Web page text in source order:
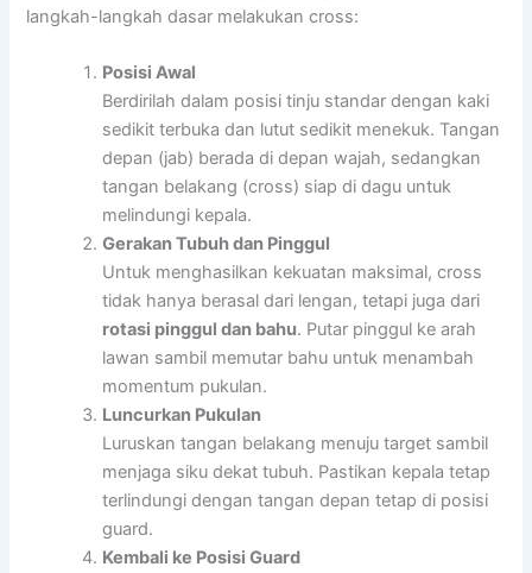
langkah-langkah dasar melakukan cross:
Posisi Awal
Berdirilah dalam posisi tinju standar dengan kaki
sedikit terbuka dan lutut sedikit menekuk. Tangan
depan (jab) berada di depan wajah, sedangkan
tangan belakang (cross) siap di dagu untuk
melindungi kepala.
Gerakan Tubuh dan Pinggul
Untuk menghasilkan kekuatan maksimal, cross
tidak hanya berasal dari lengan, tetapi juga dari
rotasi pinggul dan bahu. Putar pinggul ke arah
lawan sambil memutar bahu untuk menambah
momentum pukulan.
Luncurkan Pukulan
Luruskan tangan belakang menuju target sambil
menjaga siku dekat tubuh. Pastikan kepala tetap
terlindungi dengan tangan depan tetap di posisi
guard.
Kembali ke Posisi Guard